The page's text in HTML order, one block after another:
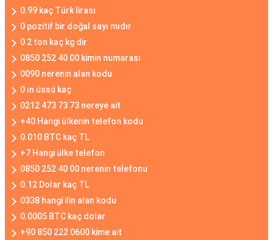
0.99 kaç Türk lirası
0 pozitif bir doğal sayı mıdır
0 2 ton kaç kg dir
0850 252 40 00 kimin numarası
0090 nerenin alan kodu
0 ın üssü kaç
0212 473 73 73 nereye ait
+40 Hangi ülkenin telefon kodu
0.010 BTC kaç TL
+7 Hangi ülke telefon
0850 252 40 00 nerenin telefonu
0.12 Dolar kaç TL
0338 hangi ilin alan kodu
0.0005 BTC kaç dolar
+90 850 222 0600 kime ait